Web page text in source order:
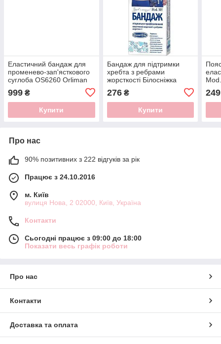
Еластичний бандаж для
променево-зап'ясткового
суглоба OS6260 Orliman
999 ₴
Купити
Бандаж для підтримки
хребта з ребрами
жорсткості Білосніжка
276₴
Купити
249
Про нас
90% позитивних з 222 відгуків за рік
Працює з 24.10.2016
м. Київ
вулиця Нова, 2 02000, Київ, Україна
Контакти
Сьогодні працює з 09:00 до 18:00
Показати весь графік роботи
Про нас
Контакти
Доставка та оплата